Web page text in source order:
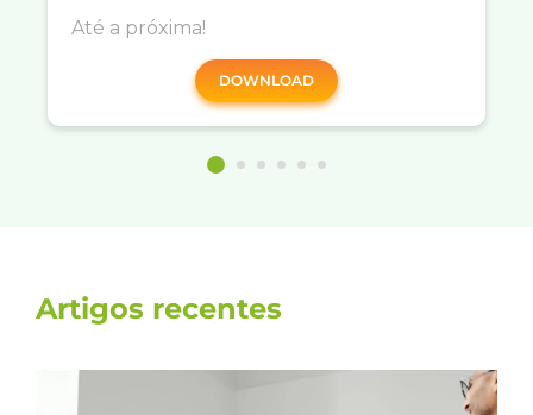
Até a próxima!
DOWNLOAD
Artigos recentes